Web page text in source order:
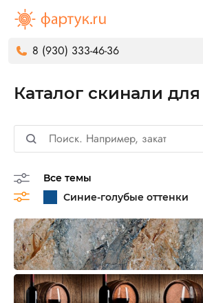
8 (930) 333-46-36
Каталог скинали
Все темы